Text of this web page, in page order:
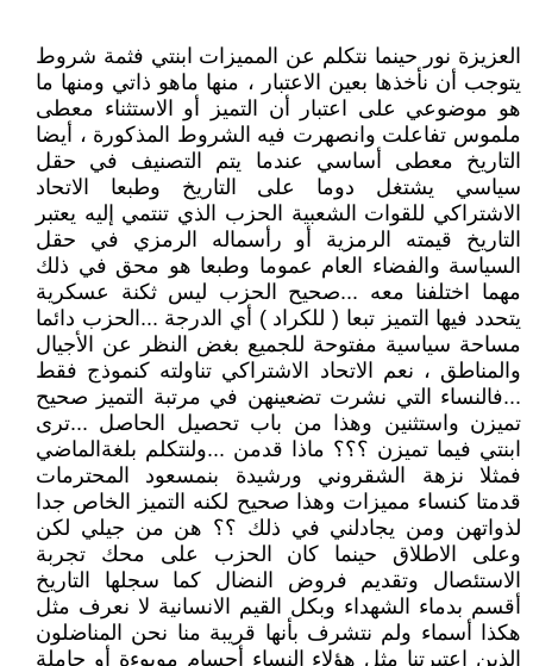
العزيزة نور حينما نتكلم عن المميزات ابنتي فثمة شروط
يتوجب أن نأخذها بعين الاعتبار ، منها ماهو ذاتي ومنها ما
هو موضوعي على اعتبار أن التميز أو الاستثناء معطى
ملموس تفاعلت وانصهرت فيه الشروط المذكورة ، أيضا
التاريخ معطى أساسي عندما يتم التصنيف في حقل
سياسي يشتغل دوما على التاريخ وطبعا الاتحاد
الاشتراكي للقوات الشعبية الحزب الذي تنتمي إليه يعتبر
التاريخ قيمته الرمزية أو رأسماله الرمزي في حقل
السياسة والفضاء العام عموما وطبعا هو محق في ذلك
مهما اختلفنا معه ...صحيح الحزب ليس ثكنة عسكرية
يتحدد فيها التميز تبعا ( للكراد ) أي الدرجة ...الحزب دائما
مساحة سياسية مفتوحة للجميع بغض النظر عن الأجيال
والمناطق ، نعم الاتحاد الاشتراكي تناولته كنموذج فقط
...فالنساء التي نشرت تضعينهن في مرتبة التميز صحيح
تميزن واستثنين وهذا من باب تحصيل الحاصل ...ترى
ابنتي فيما تميزن ؟؟؟ ماذا قدمن ...ولنتكلم بلغةالماضي
فمثلا نزهة الشقروني ورشيدة بنمسعود المحترمات
قدمتا كنساء مميزات وهذا صحيح لكنه التميز الخاص جدا
لذواتهن ومن يجادلني في ذلك ؟؟ هن من جيلي لكن
وعلى الاطلاق حينما كان الحزب على محك تجربة
الاستئصال وتقديم فروض النضال كما سجلها التاريخ
أقسم بدماء الشهداء وبكل القيم الانسانية لا نعرف مثل
هكذا أسماء ولم نتشرف بأنها قريبة منا نحن المناضلون
الذين اعتبرتنا مثل هؤلاء النساء أجسام موبوءة أو حاملة